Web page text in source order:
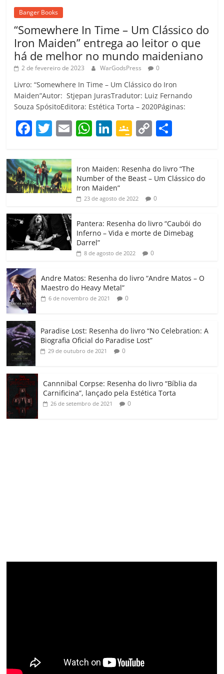
Banger Books
“Somewhere In Time – Um Clássico do
Iron Maiden” entrega ao leitor o que
há de melhor no mundo maideniano
2 de fevereiro de 2023 WarGodsPress 0
Livro: “Somewhere In Time – Um Clássico do Iron
Maiden”Autor: Stjepan JurasTradutor: Luiz Fernando
Souza SpósitoEditora: Estética Torta – 2020Páginas:
F
c
e
b
o
o
k
T
itt
er
E W
at
s
A
p
Li
e
dI
G
gl
e
Cl
a
ss
ro
o
C
p
y
Li
k
m
p
h
ar
Iron Maiden: Resenha do livro “The
Number of the Beast – Um Clássico do
Iron Maiden”
23 de agosto de 2022 0
Pantera: Resenha do livro “Caubói do
Inferno – Vida e morte de Dimebag
Darrel”
8 de agosto de 2022 0
Andre Matos: Resenha do livro “Andre Matos – O
Maestro do Heavy Metal”
6 de novembro de 2021 0
Paradise Lost: Resenha do livro “No Celebration: A
Biografia Oficial do Paradise Lost”
29 de outubro de 2021 0
Cannnibal Corpse: Resenha do livro “Bíblia da
Carnificina”, lançado pela Estética Torta
26 de setembro de 2021 0